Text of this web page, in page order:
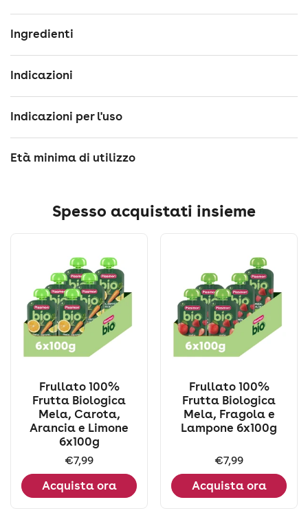
Ingredienti
Indicazioni
Indicazioni per l'uso
Età minima di utilizzo
Spesso acquistati insieme
Frullato 100%
Frutta Biologica
Mela, Carota,
Arancia e Limone
6x100g
Prezzo:
€7,99
Acquista ora
Frullato 100%
Frutta Biologica
Mela, Fragola e
Lampone 6x100g
Prezzo:
€7,99
Acquista ora